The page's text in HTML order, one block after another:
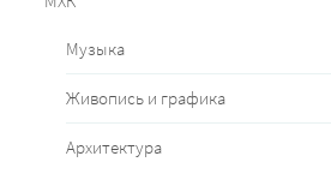
Музыка
Живопись и графика
Архитектура